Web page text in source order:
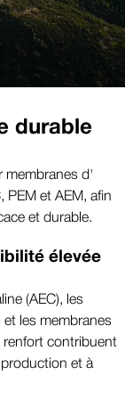
durable
d'
et AEM, afin
et durable.
élevée
(AEC), les
les membranes
renfort contribuent
et à